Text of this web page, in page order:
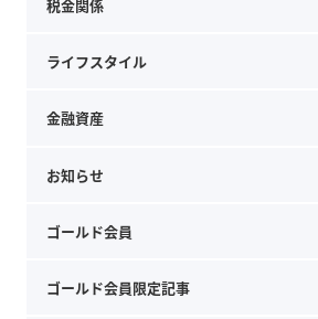
税金関係
ライフスタイル
金融資産
お知らせ
ゴールド会員
ゴールド会員限定記事